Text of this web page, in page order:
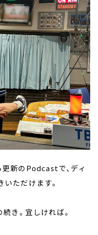
新のPodcastで、ディ
ただけます。
続き。宜しければ。